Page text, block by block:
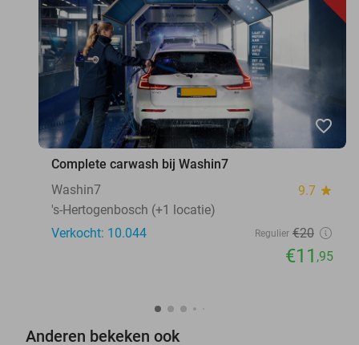
favorite_border
Complete carwash bij Washin7
Washin7
9.7 star
's-Hertogenbosch (+1 locatie)
Verkocht: 10.044
Regulier €20
€11 ,95
Anderen bekeken ook